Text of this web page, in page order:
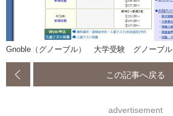
Gnoble（グノーブル） 大学受験 グノーブル
この記事へ戻る
advertisement